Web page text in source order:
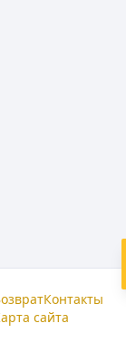
Контакты
сайта